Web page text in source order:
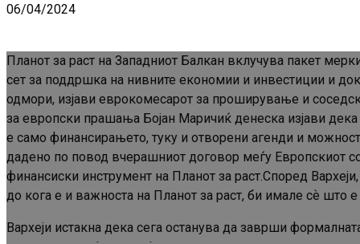
06/04/2024
Планот за раст на Западниот Балкан вклучува пакет
сет за поддршка на нивните економии и инвестиции и
одмори, изјави еврокомесарот за проширување и
за европски прашања Бојан Маричиќ денеска изјави
е само финансирањето, туку и отворени агенди и можност
дадено по повод вчерашниот договор меѓу Европскиот
финансиски инструмент на Планот за раст.Според
до кога е и важноста на Планот за раст, би имале сѐ што
Вархеји истакна дека сега останува да заврши